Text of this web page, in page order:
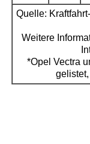
Quelle:
Weitere
*Opel Vectra